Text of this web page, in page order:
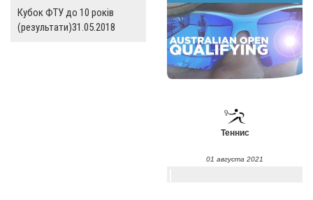
Кубок ФТУ до 10 років
(результати)31.05.2018
Теннис
01 августа 2021